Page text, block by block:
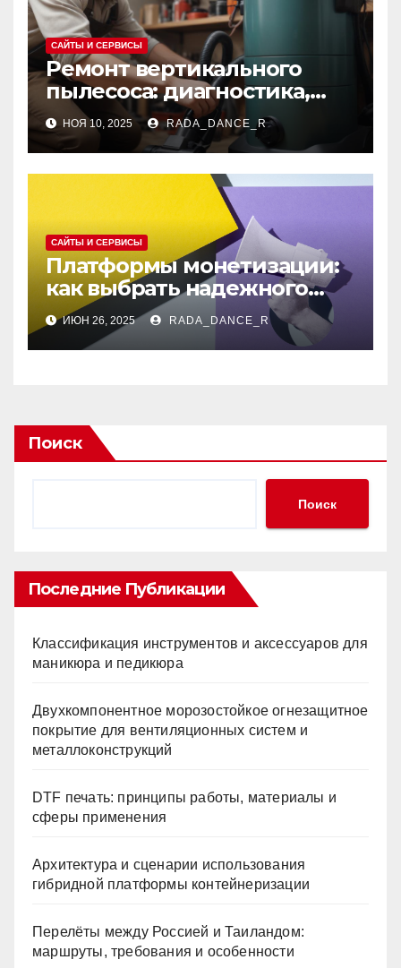
САЙТЫ И СЕРВИСЫ
Ремонт вертикального
пылесоса: диагностика,
типичные неисправности
и замена узлов
НОЯ 10, 2025 RADA_DANCE_R
САЙТЫ И СЕРВИСЫ
Платформы монетизации:
как выбрать надежного
партнера
ИЮН 26, 2025 RADA_DANCE_R
Поиск
Поиск
Последние Публикации
Классификация инструментов и аксессуаров для
маникюра и педикюра
Двухкомпонентное морозостойкое огнезащитное
покрытие для вентиляционных систем и
металлоконструкций
DTF печать: принципы работы, материалы и
сферы применения
Архитектура и сценарии использования
гибридной платформы контейнеризации
Перелёты между Россией и Таиландом:
маршруты, требования и особенности